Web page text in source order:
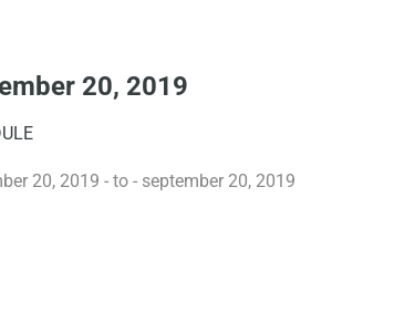
20, 2019
20, 2019 - to - september 20, 2019